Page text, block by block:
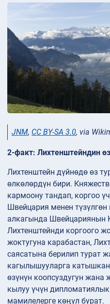
JNM, CC BY-SA 3.0, via
2-факт: Лихтенштейндин
Лихтенштейн дүйнөдө өз
өлкөлөрдүн бири.
кармоону тандап, коргоо
Швейцария менен
алкагында Швейцариянын
Лихтенштейнди коргоого
жоктугуна карабастан,
саясатына берилип турат
кагылышууларга
өзүнүн коопсуздугун
кылуу үчүн
мамилелерге көңүл бурат.